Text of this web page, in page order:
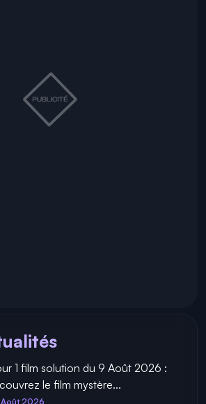
1 film solution du 9 Août 2026 :
le film mystère...
2026